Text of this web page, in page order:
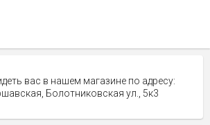
вас в нашем магазине по адресу:
Болотниковская ул., 5к3